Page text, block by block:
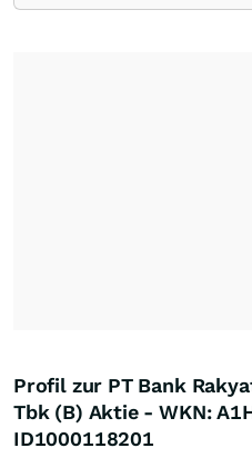
Profil zur PT Bank
Tbk (B) Aktie - WKN:
ID1000118201